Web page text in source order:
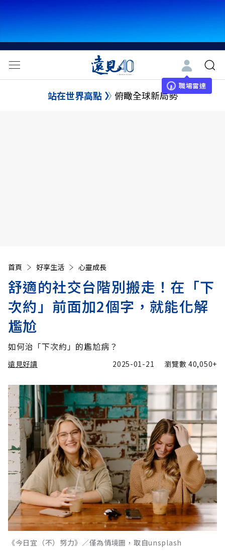
職場雷達
站在世界高點 俯瞰全球新局勢
首頁 好享生活 心靈成長
舒適的社交台階別搬走！在「下
次約」前面加2個字，就能化解
尷尬
如何治「下次約」的尷尬病？
遠見好讀 2025-01-21 瀏覽數40,050+
《今日宜（不）努力》／僅為情境圖，取自unsplash